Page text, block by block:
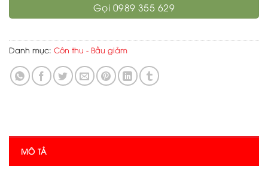
Gọi 0989 355 629
Danh mục: Côn thu - Bầu giảm
MÔ TẢ